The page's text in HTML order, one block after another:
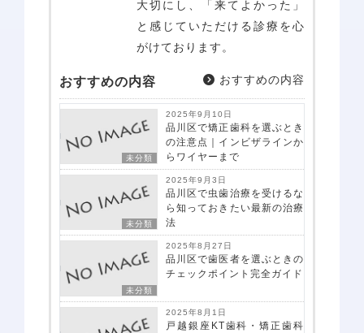
スタッフ紹介
佑健会について
施設基準の届け出
予防歯科
歯周病
虫歯・感染根菅治療
インプラント
小児歯科
審美診療・ホワイトニング
大切にし、「来てよかった」
と感じていただける診療を心
がけております。
おすすめの内容 おすすめの内容
未分類
2025年9月10日
品川区で矯正歯科を選ぶとき
の注意点｜インビザラインか
らワイヤーまで
未分類
2025年9月3日
品川区で虫歯治療を受けるな
ら知っておきたい最新の治療
法
未分類
2025年8月27日
品川区で歯医者を選ぶときの
チェックポイント完全ガイド
2025年8月1日
戸越銀座KT歯科・矯正歯科